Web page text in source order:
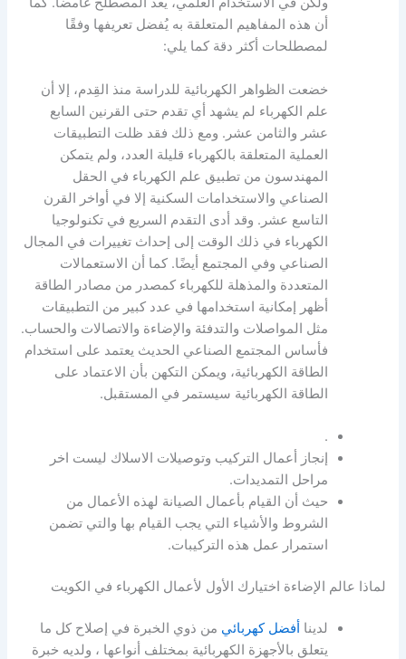
أن هذه المفاهيم المتعلقة به يُفضل تعريفها وفقًا
لمصطلحات أكثر دقة كما يلي:
خضعت الظواهر الكهربائية للدراسة منذ القِدم، إلا أن
علم الكهرباء لم يشهد أي تقدم حتى القرنين السابع
عشر والثامن عشر. ومع ذلك فقد ظلت التطبيقات
العملية المتعلقة بالكهرباء قليلة العدد، ولم يتمكن
المهندسون من تطبيق علم الكهرباء في الحقل
الصناعي والاستخدامات السكنية إلا في أواخر القرن
التاسع عشر. وقد أدى التقدم السريع في تكنولوجيا
الكهرباء في ذلك الوقت إلى إحداث تغييرات في المجال
الصناعي وفي المجتمع أيضًا. كما أن الاستعمالات
المتعددة والمذهلة للكهرباء كمصدر من مصادر الطاقة
أظهر إمكانية استخدامها في عدد كبير من التطبيقات
مثل المواصلات والتدفئة والإضاءة والاتصالات والحساب.
فأساس المجتمع الصناعي الحديث يعتمد على استخدام
الطاقة الكهربائية، ويمكن التكهن بأن الاعتماد على
الطاقة الكهربائية سيستمر في المستقبل.
.
إنجاز أعمال التركيب وتوصيلات الاسلاك ليست اخر
مراحل التمديدات.
حيث أن القيام بأعمال الصيانة لهذه الأعمال من
الشروط والأشياء التي يجب القيام بها والتي تضمن
استمرار عمل هذه التركيبات.
لماذا عالم الإضاءة اختيارك الأول لأعمال الكهرباء في الكويت
لدينا أفضل كهربائي من ذوي الخبرة في إصلاح كل ما
يتعلق بالأجهزة الكهربائية بمختلف أنواعها ، ولديه خبرة